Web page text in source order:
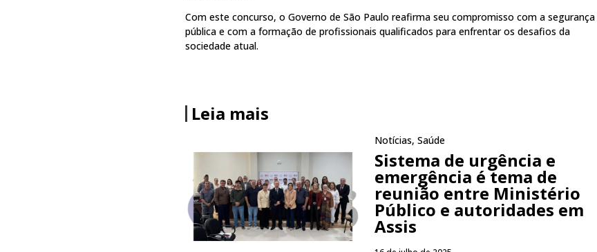
Com este concurso, o Governo de São Paulo reafirma seu compromisso com a segurança
pública e com a formação de profissionais qualificados para enfrentar os desafios da
sociedade atual.
Leia mais
Notícias, Saúde
Sistema de urgência e
emergência é tema de
reunião entre Ministério
Público e autoridades em
Assis